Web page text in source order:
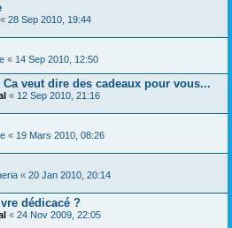
« 28 Sep 2010, 19:44
« 14 Sep 2010, 12:50
veut dire des cadeaux pour vous...
« 12 Sep 2010, 21:16
« 19 Mars 2010, 08:26
« 20 Jan 2010, 20:14
dédicacé ?
« 24 Nov 2009, 22:05